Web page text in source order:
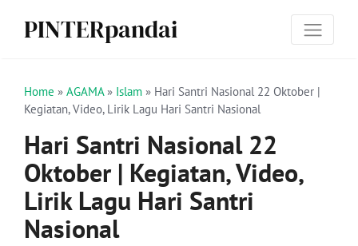
PINTERpandai
Home » AGAMA» Islam » Hari Santri Nasional 22 Oktober |
Kegiatan, Video, Lirik Lagu Hari Santri Nasional
Hari Santri Nasional 22
Oktober | Kegiatan, Video,
Lirik Lagu Hari Santri
Nasional